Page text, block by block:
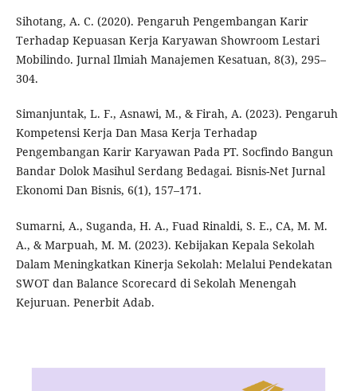
Sihotang, A. C. (2020). Pengaruh Pengembangan Karir
Terhadap Kepuasan Kerja Karyawan Showroom Lestari
Mobilindo. Jurnal Ilmiah Manajemen Kesatuan, 8(3), 295–
304.
Simanjuntak, L. F., Asnawi, M., & Firah, A. (2023). Pengaruh
Kompetensi Kerja Dan Masa Kerja Terhadap
Pengembangan Karir Karyawan Pada PT. Socfindo Bangun
Bandar Dolok Masihul Serdang Bedagai. Bisnis-Net Jurnal
Ekonomi Dan Bisnis, 6(1), 157–171.
Sumarni, A., Suganda, H. A., Fuad Rinaldi, S. E., CA, M. M.
A., & Marpuah, M. M. (2023). Kebijakan Kepala Sekolah
Dalam Meningkatkan Kinerja Sekolah: Melalui Pendekatan
SWOT dan Balance Scorecard di Sekolah Menengah
Kejuruan. Penerbit Adab.